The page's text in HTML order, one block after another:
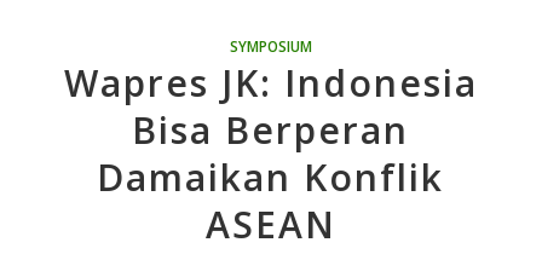
SYMPOSIUM
Wapres JK: Indonesia
Bisa Berperan
Damaikan Konflik
ASEAN